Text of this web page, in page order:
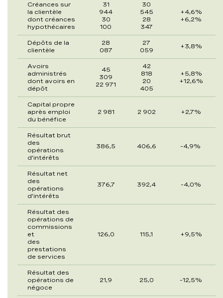
Créances sur
la clientèle
dont créances
hypothécaires
31
944
30
100
30
545
28
347
+4,6%
+6,2%
Dépôts de la
clientèle
28
087
27
059
+3,8%
Avoirs
administrés
dont avoirs en
dépôt
45
309
22 971
42
818
20
405
+5,8%
+12,6%
Capital propre
après emploi
du bénéfice
2 981 2 902 +2,7%
Résultat brut
des
opérations
d’intérêts
386,5 406,6 -4,9%
Résultat net
des
opérations
d’intérêts
376,7 392,4 -4,0%
Résultat des
opérations de
commissions
et
des
prestations
de services
126,0 115,1 +9,5%
Résultat des
opérations de
négoce
21,9 25,0 -12,5%